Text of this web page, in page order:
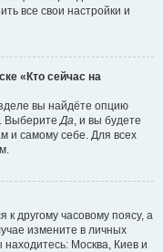
все свои настройки и
«Кто сейчас на
вы найдёте опцию
. ВыберитеДа, и вы будете
и самому себе. Для всех
другому часовому поясу, а
измените в личных
находитесь: Москва, Киев и